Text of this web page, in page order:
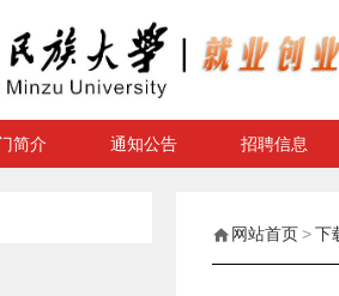
简介 通知公告 招聘信息
网站首页>下